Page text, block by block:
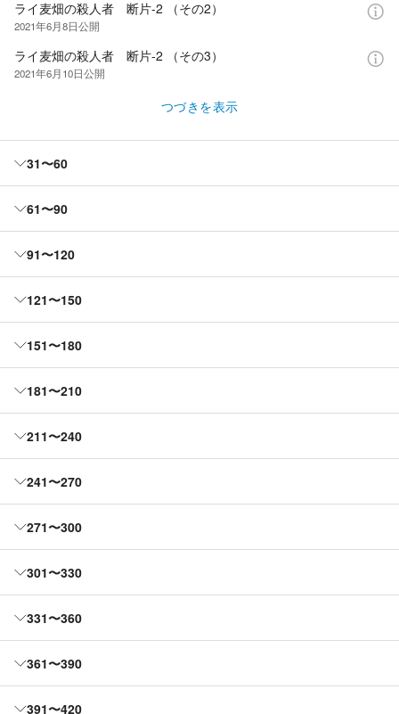
ライ麦畑の殺人者 断片-2 （その2）
2021年6月8日公開
ライ麦畑の殺人者 断片-2 （その3）
2021年6月10日公開
つづきを表示
31〜60
61〜90
91〜120
121〜150
151〜180
181〜210
211〜240
241〜270
271〜300
301〜330
331〜360
361〜390
391〜420